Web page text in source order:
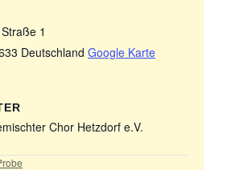
1
Deutschland Google Karte
Chor Hetzdorf e.V.